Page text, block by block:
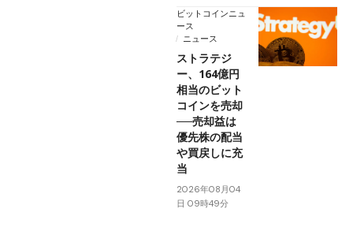
ビットコインニュ
ース
ニュース
ストラテジ
ー、164億円
相当のビット
コインを売却
──売却益は
優先株の配当
や買戻しに充
当
2026年08月04
日 09時49分